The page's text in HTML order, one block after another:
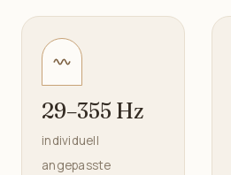
29–355 Hz
individuell
angepasste